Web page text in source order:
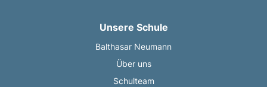
Unsere Schule
Balthasar Neumann
Über uns
Schulteam